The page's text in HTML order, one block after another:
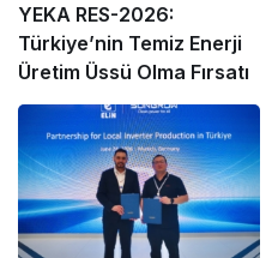
YEKA RES-2026:
Türkiye’nin Temiz Enerji
Üretim Üssü Olma Fırsatı